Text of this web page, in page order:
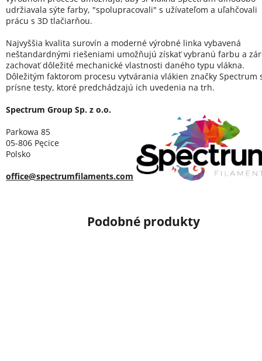
udržiavala sýte farby, "spolupracovali" s užívateľom a uľahčovali
prácu s 3D tlačiarňou.
Najvyššia kvalita surovín a moderné výrobné linka vybavená
neštandardnými riešeniami umožňujú získať vybranú farbu a
zachovať dôležité mechanické vlastnosti daného typu vlákna.
Dôležitým faktorom procesu vytvárania vlákien značky Spectrum
prísne testy, ktoré predchádzajú ich uvedenia na trh.
Spectrum Group Sp. z o.o.
Parkowa 85
05-806 Pęcice
Polsko
office@spectrumfilaments.com